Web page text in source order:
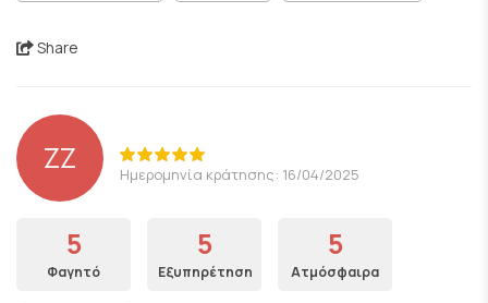
Share
ZZ Ημερομηνία κράτησης: 16/04/2025
5
Φαγητό
5
Εξυπηρέτηση
5
Ατμόσφαιρα